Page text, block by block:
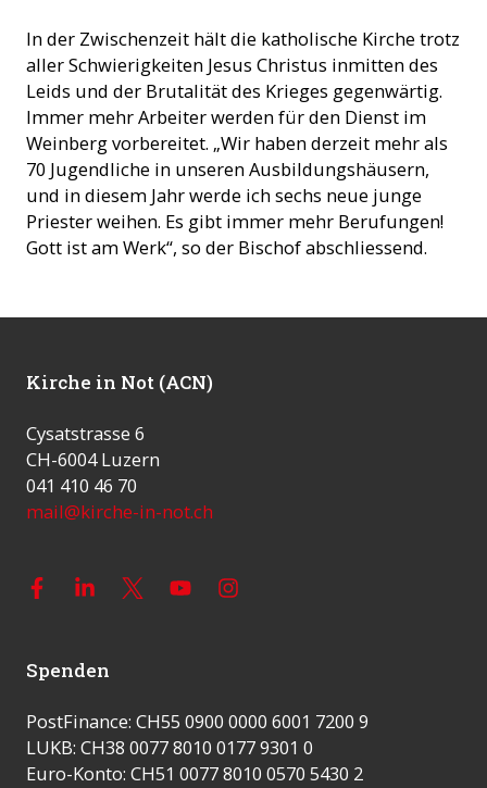
In der Zwischenzeit hält die katholische Kirche trotz
aller Schwierigkeiten Jesus Christus inmitten des
Leids und der Brutalität des Krieges gegenwärtig.
Immer mehr Arbeiter werden für den Dienst im
Weinberg vorbereitet. „Wir haben derzeit mehr als
70 Jugendliche in unseren Ausbildungshäusern,
und in diesem Jahr werde ich sechs neue junge
Priester weihen. Es gibt immer mehr Berufungen!
Gott ist am Werk“, so der Bischof abschliessend.
Kirche in Not (ACN)
Cysatstrasse 6
CH-6004 Luzern
041 410 46 70
mail@kirche-in-not.ch
Spenden
PostFinance: CH55 0900 0000 6001 7200 9
LUKB: CH38 0077 8010 0177 9301 0
Euro-Konto: CH51 0077 8010 0570 5430 2